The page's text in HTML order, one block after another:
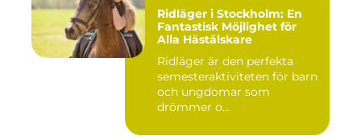
Ridläger i Stockholm: En
Fantastisk Möjlighet för
Alla Hästälskare
Ridläger är den perfekta
semesteraktiviteten för barn
och ungdomar som
drömmer o...